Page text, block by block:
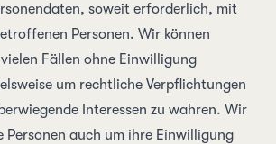
soweit erforderlich, mit
Personen. Wir können
Fällen ohne Ein­willigung
um rechtliche Ver­pflichtungen
Interessen zu wahren. Wir
Personen auch um ihre Ein­willigung